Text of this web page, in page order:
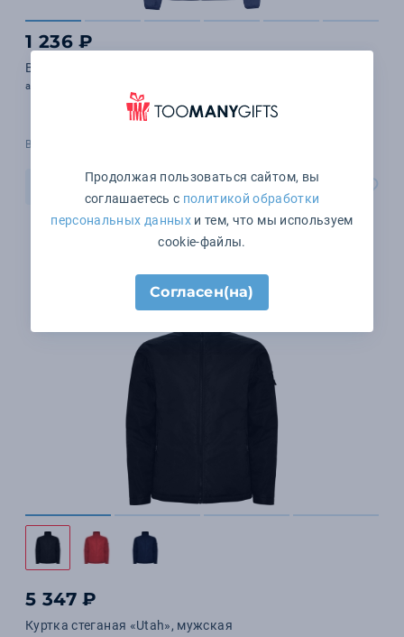
1 236 ₽
Ветровка Shore темно-синяя
арт. 01169318
В наличии 257 шт.
В корзину
5 347 ₽
Куртка стеганая «Utah», мужская
Продолжая пользоваться сайтом, вы
соглашаетесь с политикой обработки
персональных данныхи тем, что мы используем
cookie-файлы.
Согласен(на)